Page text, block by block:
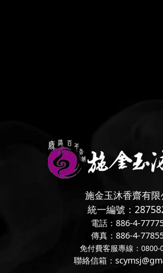
施金玉沐香齋有限
統一編號：
電話：886-4-
傳真：886-4-
免付費客服專線：0800-
聯絡信箱：